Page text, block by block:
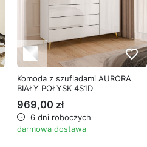
favorite_border
Komoda z szufladami AURORA
BIAŁY POŁYSK 4S1D
969,00 zł
6 dni roboczych
darmowa dostawa